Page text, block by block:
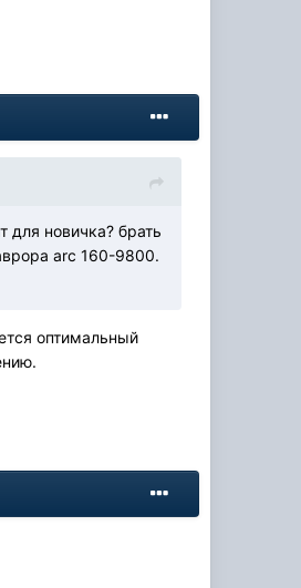
для новичка? брать
arc 160-9800.
оптимальный